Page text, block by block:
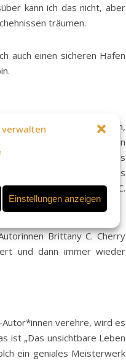
Einstellungen anzeigen
kann ich das nicht, aber
träumen.
auch einen sicheren Hafen
Ich kann nicht sagen,
nennen müsste, dann
Loch gezogen, in welches
E. Schwab´s Buch „Das
Vi Keeland, Brittany C.
zu schreiben.
Brittany C. Cherry
und dann immer wieder
Autor*innen verehre, wird es
ist „Das unsichtbare Leben
ein geniales Meisterwerk